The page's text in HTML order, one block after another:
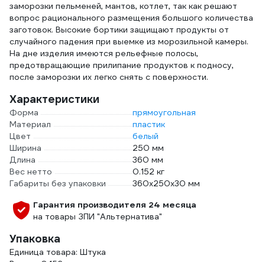
заморозки пельменей, мантов, котлет, так как решают
вопрос рационального размещения большого количества
заготовок. Высокие бортики защищают продукты от
случайного падения при выемке из морозильной камеры.
На дне изделия имеются рельефные полосы,
предотвращающие прилипание продуктов к подносу,
после заморозки их легко снять с поверхности.
Характеристики
Форма
прямоугольная
Материал
пластик
Цвет
белый
Ширина
250 мм
Длина
360 мм
Вес нетто
0.152 кг
Габариты без упаковки
360х250х30 мм
Гарантия производителя 24 месяца
на товары ЗПИ "Альтернатива"
Упаковка
Единица товара: Штука